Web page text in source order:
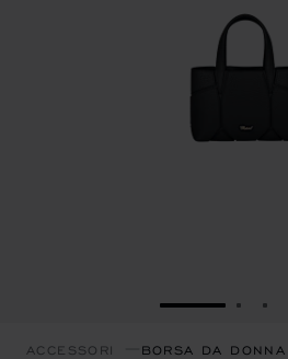
VAI ALLAVAI
ACCESSORI BORSA DA DONNA